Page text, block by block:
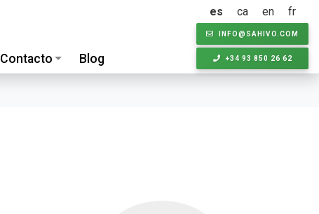
es ca en fr
INFO@SAHIVO.COM
+34 93 850 26 62
Contacto Blog
CKEW
cookies